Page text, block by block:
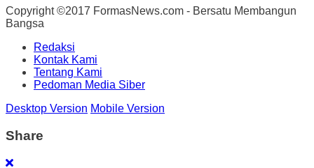
Copyright ©2017 FormasNews.com - Bersatu Membangun
Bangsa
Redaksi
Kontak Kami
Tentang Kami
Pedoman Media Siber
Desktop Version Mobile Version
Share